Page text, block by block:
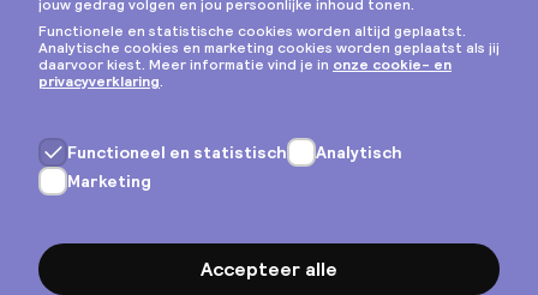
Privacy & cookies
Algemene voorwaarden